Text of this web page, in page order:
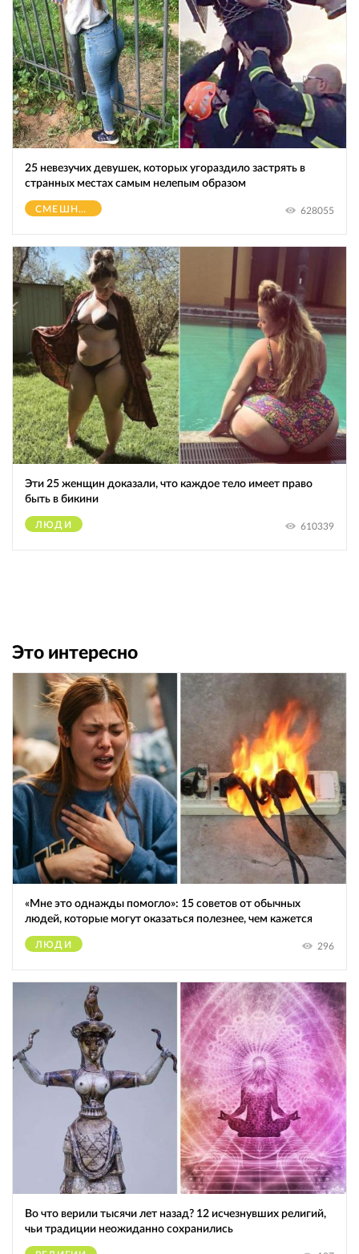
25 невезучих девушек, которых угораздило застрять в
странных местах самым нелепым образом
СМЕШНОЕ 628055
Эти 25 женщин доказали, что каждое тело имеет право
быть в бикини
ЛЮДИ 610339
Это интересно
«Мне это однажды помогло»: 15 советов от обычных
людей, которые могут оказаться полезнее, чем кажется
ЛЮДИ 296
Во что верили тысячи лет назад? 12 исчезнувших религий,
чьи традиции неожиданно сохранились